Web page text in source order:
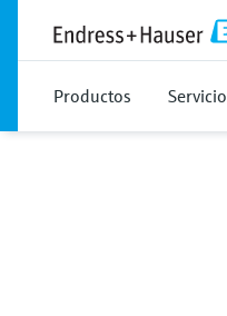
Productos